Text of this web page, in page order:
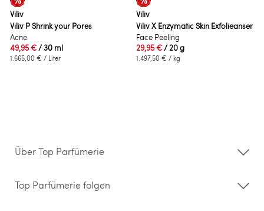
Viliv
Viliv P Shrink your Pores
Acne
49,95 €/ 30 ml
1.665,00 € / Liter
Viliv
Viliv X Enzymatic Skin Exfolieanser
Face Peeling
29,95 €/ 20 g
1.497,50 € / kg
Über Top Parfümerie
Storefinder
Kontakt
Top Parfümerie folgen